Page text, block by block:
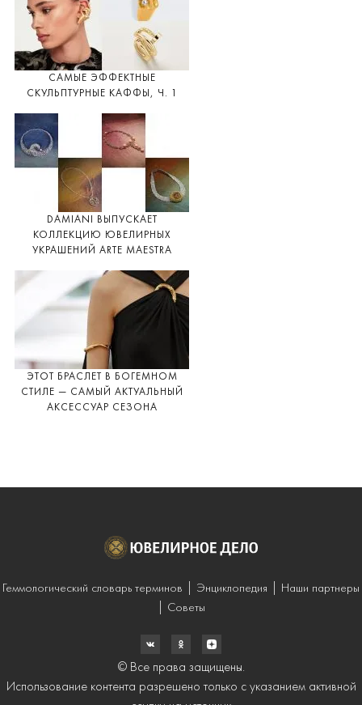
САМЫЕ ЭФФЕКТНЫЕ
СКУЛЬПТУРНЫЕ КАФФЫ, Ч. 1
DAMIANI ВЫПУСКАЕТ
КОЛЛЕКЦИЮ ЮВЕЛИРНЫХ
УКРАШЕНИЙ ARTE MAESTRA
ЭТОТ БРАСЛЕТ В БОГЕМНОМ
СТИЛЕ — САМЫЙ АКТУАЛЬНЫЙ
АКСЕССУАР СЕЗОНА
Геммологический словарь терминов Энциклопедия
Наши партнеры
Советы
© Все права защищены.
Использование контента разрешено только с указанием активной